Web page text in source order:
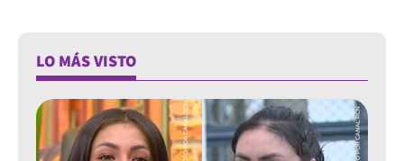
LO MÁS VISTO